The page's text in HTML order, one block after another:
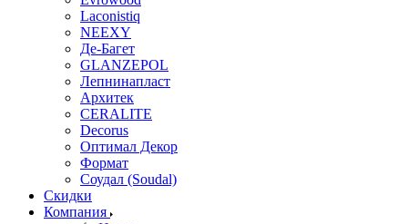
Laconistiq
NEEXY
Де-Багет
GLANZEPOL
Лепнинапласт
Архитек
CERALITE
Decorus
Оптимал Декор
Формат
Соудал (Soudal)
Скидки
Компания